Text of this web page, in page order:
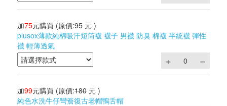
加75元購買 (原價:95 元 )
plusox薄款純棉吸汗短筒襪 襪子 男襪 防臭 棉襪 半統襪 彈性
襪 輕薄透氣
加99元購買 (原價:180 元 )
純色水洗牛仔彎簷復古老帽鴨舌帽